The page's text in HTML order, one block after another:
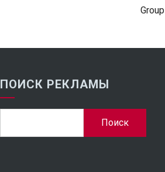
Group
ПОИСК РЕКЛАМЫ